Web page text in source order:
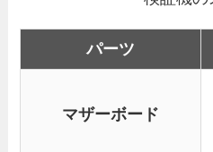
パーツ
マザーボード